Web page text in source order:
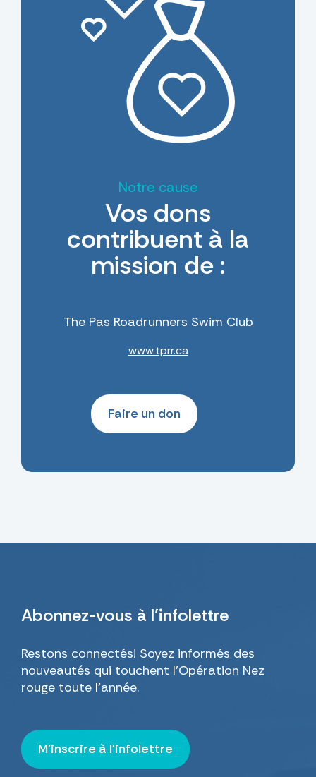
Notre cause
Vos dons
contribuent à la
mission de :
The Pas Roadrunners Swim Club
www.tprr.ca
Faire un don
Abonnez-vous à l’infolettre
Restons connectés! Soyez informés des
nouveautés qui touchent l’Opération Nez
rouge toute l’année.
M'inscrire à l'infolettre